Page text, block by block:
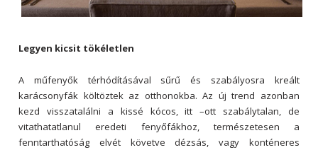
Legyen kicsit tökéletlen
A műfenyők térhódításával sűrű és szabályosra kreált
karácsonyfák költöztek az otthonokba. Az új trend azonban
kezd visszatalálni a kissé kócos, itt –ott szabálytalan, de
vitathatatlanul eredeti fenyőfákhoz, természetesen a
fenntarthatóság elvét követve dézsás, vagy konténeres